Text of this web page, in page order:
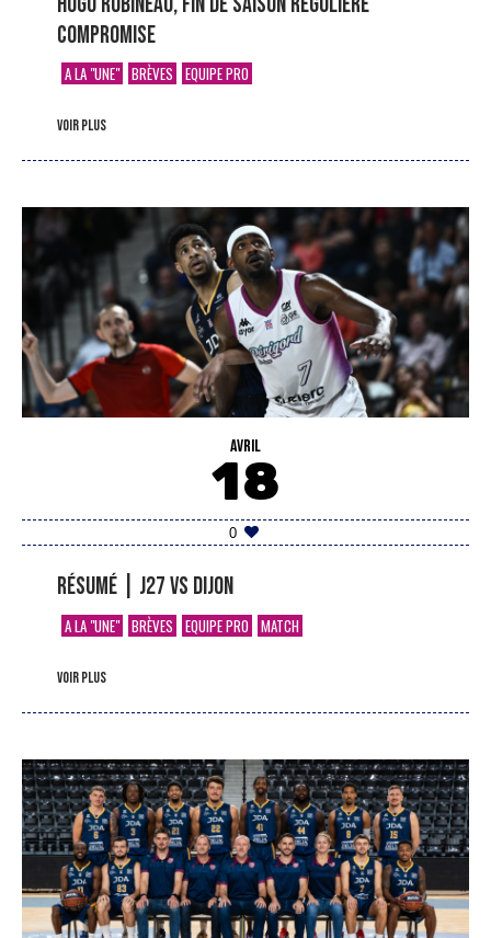
compromise
A LA "UNE" BRÈVES EQUIPE PRO
voir plus
AVRIL
18
0
Résumé | J27 vs Dijon
A LA "UNE" BRÈVES EQUIPE PRO MATCH
voir plus